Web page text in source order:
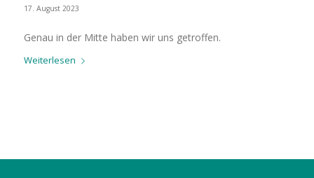
17. August 2023
Genau in der Mitte haben wir uns getroffen.
Weiterlesen